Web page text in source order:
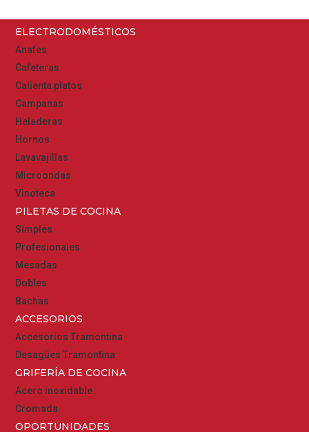
ELECTRODOMÉSTICOS
Anafes
Cafeteras
Calienta platos
Campanas
Heladeras
Hornos
Lavavajillas
Microondas
Vinoteca
PILETAS DE COCINA
Simples
Profesionales
Mesadas
Dobles
Bachas
ACCESORIOS
Accesorios Tramontina
Desagües Tramontina
GRIFERÍA DE COCINA
Acero inoxidable
Cromada
OPORTUNIDADES